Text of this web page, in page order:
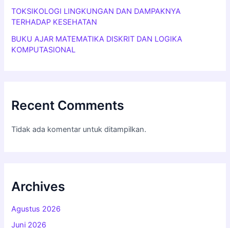
TOKSIKOLOGI LINGKUNGAN DAN DAMPAKNYA
TERHADAP KESEHATAN
BUKU AJAR MATEMATIKA DISKRIT DAN LOGIKA
KOMPUTASIONAL
Recent Comments
Tidak ada komentar untuk ditampilkan.
Archives
Agustus 2026
Juni 2026